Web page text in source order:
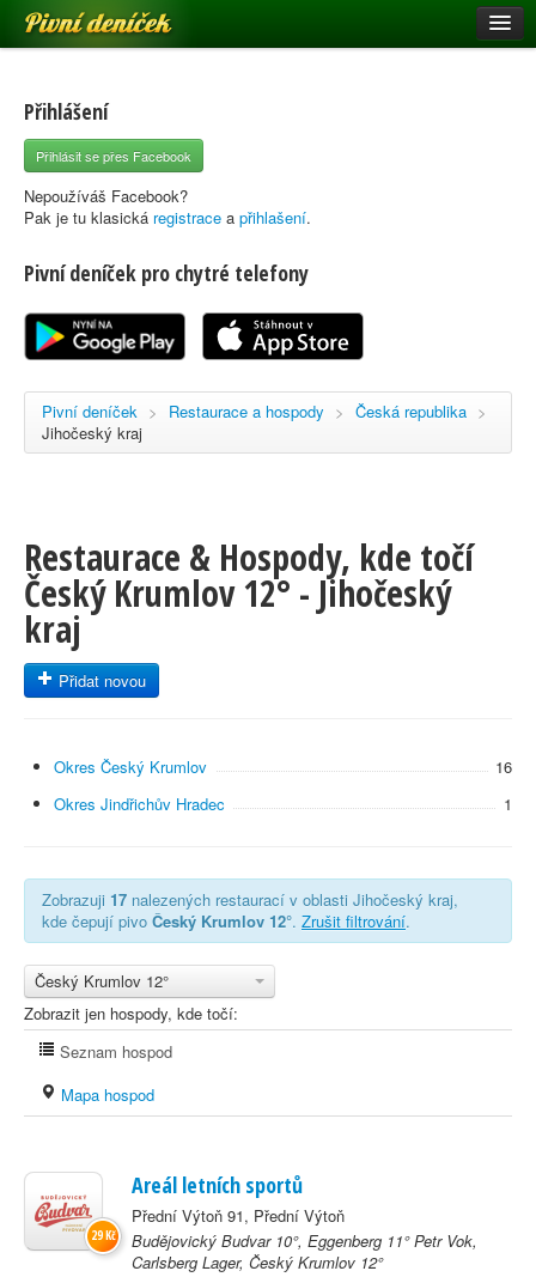
Pivní deníček
Pivní mapa
Pivní značky
Nápověda
Registrace
Přihlášení
Přihlásit se přes Facebook
Nepoužíváš Facebook?
Pak je tu klasická registrace a přihlašení.
Pivní deníček pro chytré telefony
Pivní deníček > Restaurace a hospody > Česká republika >
Jihočeský kraj
Restaurace & Hospody, kde točí
Český Krumlov 12° - Jihočeský
kraj
Přidat novou
Okres Český Krumlov
16
Okres Jindřichův Hradec
1
Zobrazuji 17 nalezených restaurací v oblasti Jihočeský kraj,
kde čepují pivo Český Krumlov 12°. Zrušit filtrování.
Český Krumlov 12°
Zobrazit jen hospody, kde točí:
Seznam hospod
Mapa hospod
Areál letních sportů
Přední Výtoň 91, Přední Výtoň
Budějovický Budvar 10°, Eggenberg 11° Petr Vok,
Carlsberg Lager, Český Krumlov 12°
29 Kč